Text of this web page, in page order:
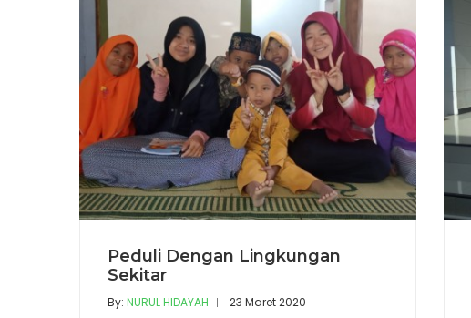
Peduli Dengan Lingkungan
Sekitar
By: NURUL HIDAYAH 23 Maret 2020